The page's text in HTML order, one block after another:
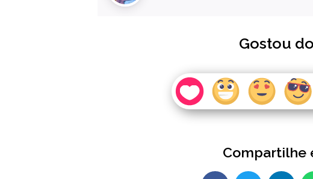
Gostou
Compartilhe